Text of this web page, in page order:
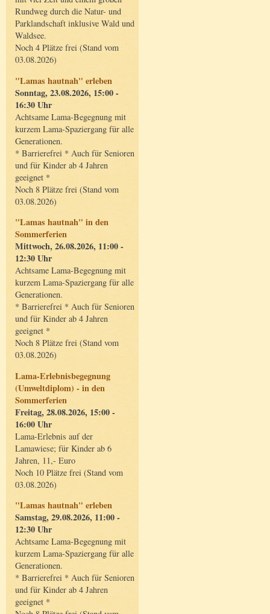
Rundweg durch die Natur- und
Parklandschaft inklusive Wald und
Waldsee.
Noch 4 Plätze frei (Stand vom
03.08.2026)
"Lamas hautnah" erleben
Sonntag, 23.08.2026, 15:00 -
16:30 Uhr
Achtsame Lama-Begegnung mit
kurzem Lama-Spaziergang für alle
Generationen.
* Barrierefrei * Auch für Senioren
und für Kinder ab 4 Jahren
geeignet *
Noch 8 Plätze frei (Stand vom
03.08.2026)
"Lamas hautnah" in den
Sommerferien
Mittwoch, 26.08.2026, 11:00 -
12:30 Uhr
Achtsame Lama-Begegnung mit
kurzem Lama-Spaziergang für alle
Generationen.
* Barrierefrei * Auch für Senioren
und für Kinder ab 4 Jahren
geeignet *
Noch 8 Plätze frei (Stand vom
03.08.2026)
Lama-Erlebnisbegegnung
(Umweltdiplom) - in den
Sommerferien
Freitag, 28.08.2026, 15:00 -
16:00 Uhr
Lama-Erlebnis auf der
Lamawiese; für Kinder ab 6
Jahren, 11,- Euro
Noch 10 Plätze frei (Stand vom
03.08.2026)
"Lamas hautnah" erleben
Samstag, 29.08.2026, 11:00 -
12:30 Uhr
Achtsame Lama-Begegnung mit
kurzem Lama-Spaziergang für alle
Generationen.
* Barrierefrei * Auch für Senioren
und für Kinder ab 4 Jahren
geeignet *